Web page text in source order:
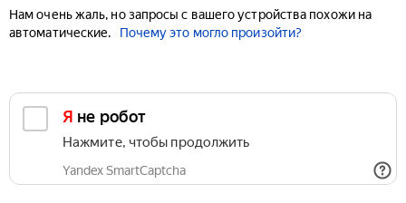
Нам очень жаль, но запросы с вашего устройства похожи на
автоматические.
Почему это могло произойти?
Я не робот
Нажмите, чтобы продолжить
Yandex SmartCaptcha